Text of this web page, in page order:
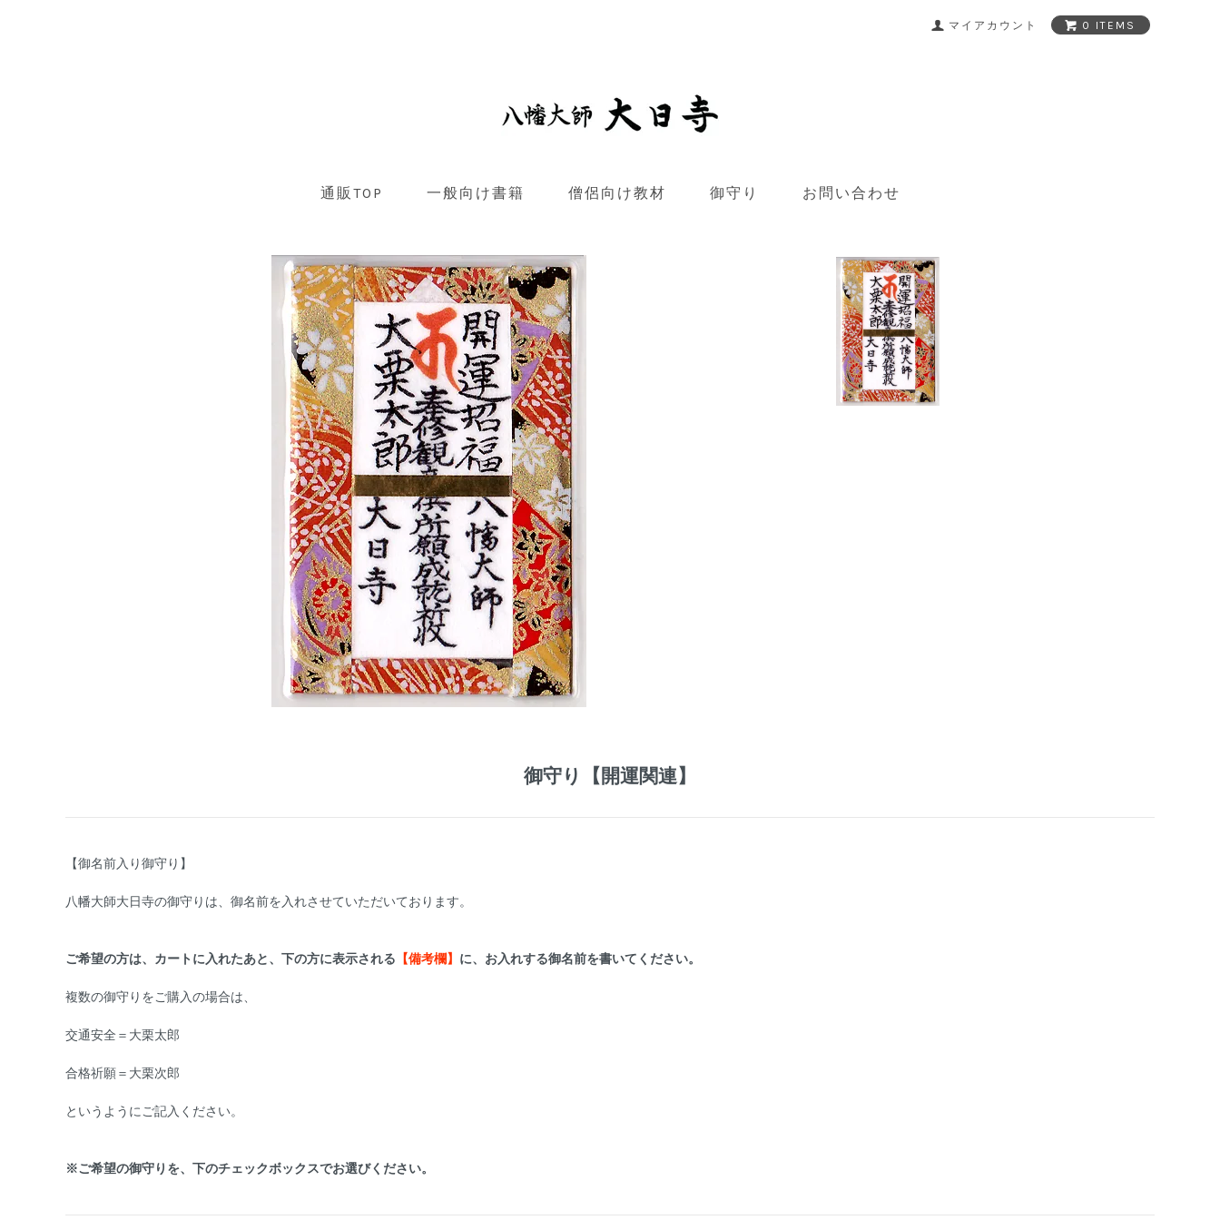
マイアカウント 0 ITEMS
通販TOP 一般向け書籍 僧侶向け教材 御守り お問い合わせ
御守り【開運関連】
【御名前入り御守り】
八幡大師大日寺の御守りは、御名前を入れさせていただいております。
ご希望の方は、カートに入れたあと、下の方に表示される 【備考欄】 に、お入れする御名前を書いてください。
複数の御守りをご購入の場合は、
交通安全＝大栗太郎
合格祈願＝大栗次郎
というようにご記入ください。
※ご希望の御守りを、下のチェックボックスでお選びください。